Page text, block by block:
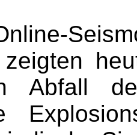
zeigten
Abfall